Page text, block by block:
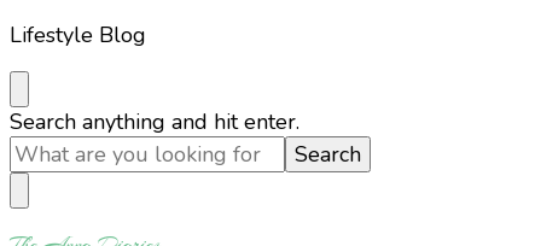
Lifestyle Blog
Looking
for
Something?
Search anything and hit enter.